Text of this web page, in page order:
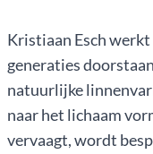
Kristiaan Esch
generaties
natuurlijke
naar het lichaam
vervaagt, wordt